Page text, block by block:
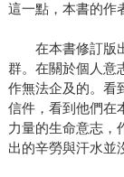
這一點，本書的作
在本書修訂版出
群。在關於個人意
作無法企及的。看
信件，看到他們在
力量的生命意志，
出的辛勞與汗水並